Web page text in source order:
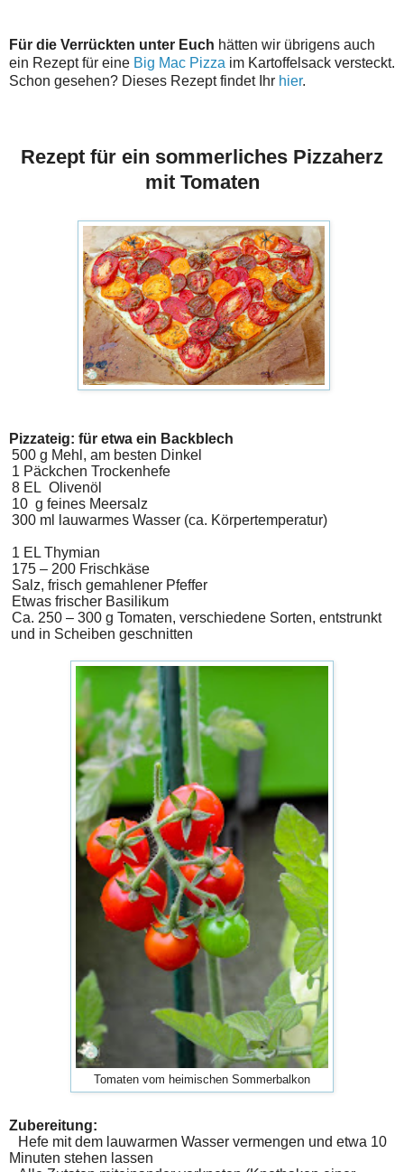
Für die Verrückten unter Euch hätten wir übrigens auch
ein Rezept für eine Big Mac Pizza im Kartoffelsack versteckt.
Schon gesehen? Dieses Rezept findet Ihr hier.
Rezept für ein sommerliches Pizzaherz
mit Tomaten
Pizzateig: für etwa ein Backblech
500 g Mehl, am besten Dinkel
1 Päckchen Trockenhefe
8 EL Olivenöl
10 g feines Meersalz
300 ml lauwarmes Wasser (ca. Körpertemperatur)
1 EL Thymian
175 – 200 Frischkäse
Salz, frisch gemahlener Pfeffer
Etwas frischer Basilikum
Ca. 250 – 300 g Tomaten, verschiedene Sorten, entstrunkt
und in Scheiben geschnitten
Tomaten vom heimischen Sommerbalkon
Zubereitung:
Hefe mit dem lauwarmen Wasser vermengen und etwa 10
Minuten stehen lassen